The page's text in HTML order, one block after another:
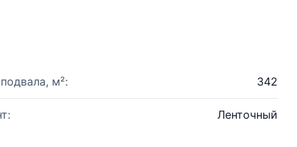
м²: 342
Ленточный